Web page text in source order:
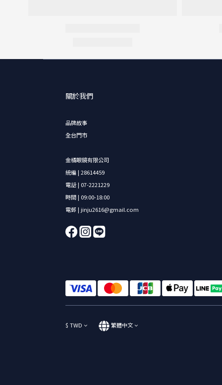
關於我們
品牌故事
全台門市
金橘眼鏡有限公司
統編 | 28614459
電話 | 07-2221229
時間 | 09:00-18:00
電郵 | jinju2616@gmail.com
$ TWD 繁體中文